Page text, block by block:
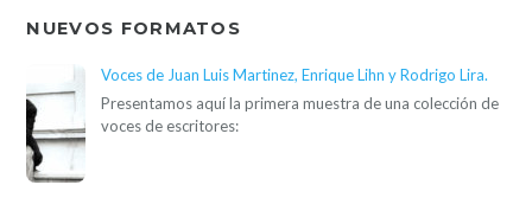
NUEVOS FORMATOS
Voces de Juan Luis Martinez, Enrique Lihn y Rodrigo Lira.
Presentamos aquí la primera muestra de una colección de
voces de escritores: